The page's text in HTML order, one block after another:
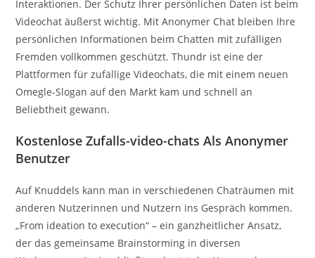
Interaktionen. Der Schutz Ihrer persönlichen Daten ist beim
Videochat äußerst wichtig. Mit Anonymer Chat bleiben Ihre
persönlichen Informationen beim Chatten mit zufälligen
Fremden vollkommen geschützt. Thundr ist eine der
Plattformen für zufällige Videochats, die mit einem neuen
Omegle-Slogan auf den Markt kam und schnell an
Beliebtheit gewann.
Kostenlose Zufalls-video-chats Als Anonymer
Benutzer
Auf Knuddels kann man in verschiedenen Chaträumen mit
anderen Nutzerinnen und Nutzern ins Gespräch kommen.
„From ideation to execution“ – ein ganzheitlicher Ansatz,
der das gemeinsame Brainstorming in diversen